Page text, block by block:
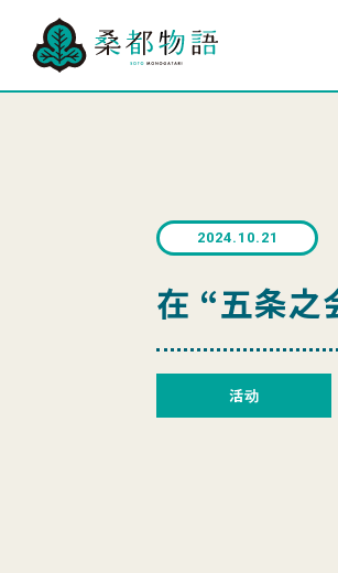
2024.10.21
在 “五条之
活动